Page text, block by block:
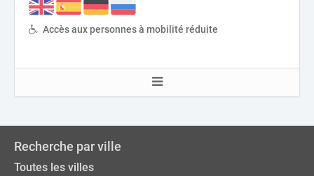
Accès aux personnes à mobilité réduite
Recherche par ville
Toutes les villes